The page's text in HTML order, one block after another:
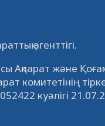
агенттігі.
Ақпарат және
комитетінің
куәлігі